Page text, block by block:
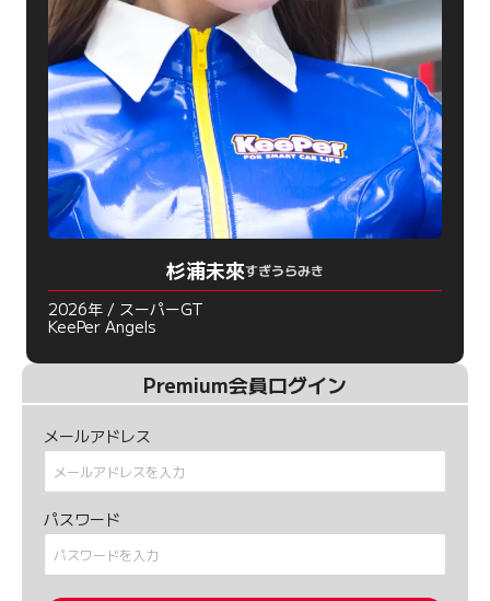
杉浦未來すぎうらみき
2026年 / スーパーGT
KeePer Angels
Premium会員ログイン
メールアドレス
パスワード